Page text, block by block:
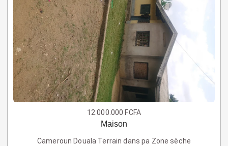
12.000.000 FCFA
Maison
Cameroun Douala Terrain dans pa Zone sèche